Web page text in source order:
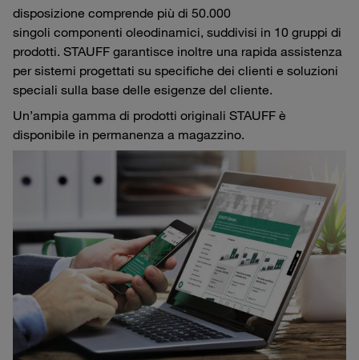
disposizione comprende più di 50.000
singoli componenti oleodinamici, suddivisi in 10 gruppi di
prodotti. STAUFF garantisce inoltre una rapida assistenza
per sistemi progettati su specifiche dei clienti e soluzioni
speciali sulla base delle esigenze del cliente.
Un’ampia gamma di prodotti originali STAUFF è
disponibile in permanenza a magazzino.